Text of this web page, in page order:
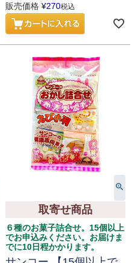
販売価格 ¥270税込
取寄せ商品
６種のお菓子詰合せ。15個以上
でお申込みください。お届けま
でに10日程かかります。